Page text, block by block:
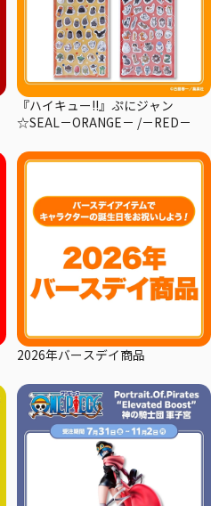
『ハイキュー!!』ぷにジャン
☆SEAL－ORANGE－ /－RED－
2026年バースデイ商品